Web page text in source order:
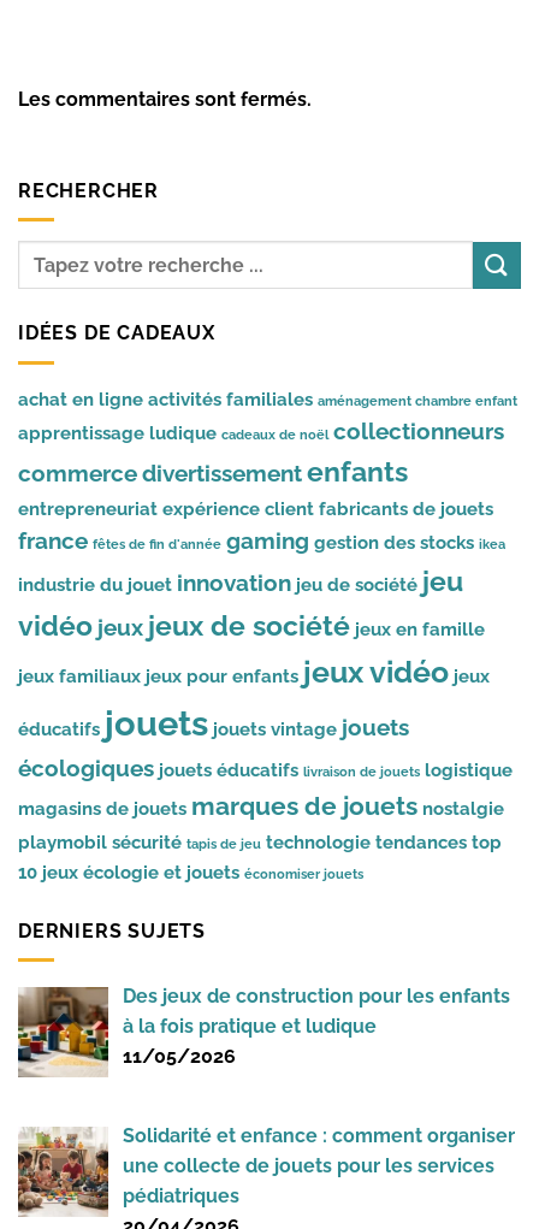
Les commentaires sont fermés.
RECHERCHER
IDÉES DE CADEAUX
achat en ligne activités familiales aménagement chambre enfant
apprentissage ludique cadeaux de noël collectionneurs
commercedivertissementenfants
entrepreneuriat expérience client fabricants de jouets
france fêtes de fin d'année gaming gestion des stocks ikea
industrie du jouet innovation jeu de société jeu
vidéo jeux jeux de société jeux en famille
jeux familiaux jeux pour enfants jeux vidéo jeux
éducatifs jouets jouets vintage jouets
écologiques jouets éducatifs livraison de jouets logistique
magasins de jouets marques de jouets nostalgie
playmobil sécurité tapis de jeu technologie tendances top
10 jeux écologie et jouets économiser jouets
DERNIERS SUJETS
Des jeux de construction pour les enfants
à la fois pratique et ludique
11/05/2026
Solidarité et enfance : comment organiser
une collecte de jouets pour les services
pédiatriques